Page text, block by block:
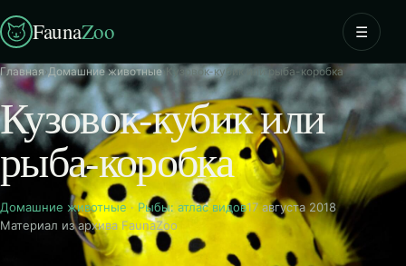
FaunaZoo ☰
Главная›Домашние животные›Кузовок-кубик или рыба-коробка
Кузовок-кубик или
рыба-коробка
Домашние животные·Рыбы: атлас видов17 августа 2018
Материал из архива FaunaZoo